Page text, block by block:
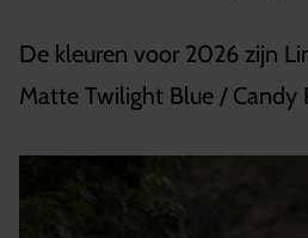
De kleuren voor 2026 zijn
Matte Twilight Blue / Candy